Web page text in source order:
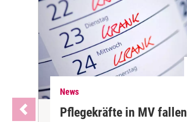
News
Pflegekräfte in MV fallen